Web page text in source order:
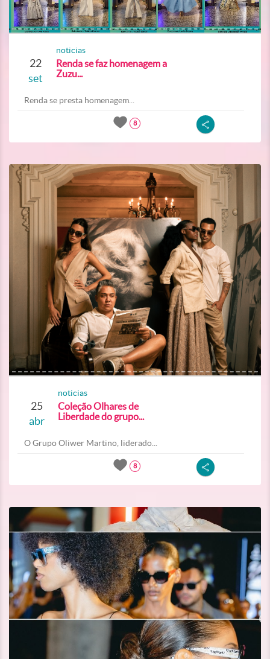
22
set
noticias
Renda se faz homenagem a
Zuzu...
Renda se presta homenagem...
8
25
abr
noticias
Coleção Olhares de
Liberdade do grupo...
O Grupo Oliwer Martino, liderado...
8